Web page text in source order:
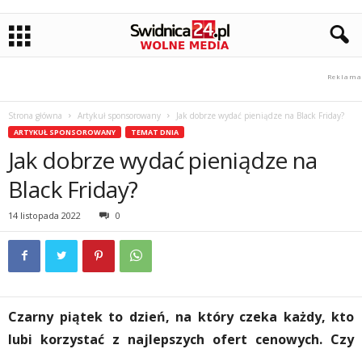
Strona główna Artykuł sponsorowany Jak dobrze wydać pieniądze na Black Friday?
ARTYKUŁ SPONSOROWANY TEMAT DNIA
Jak dobrze wydać pieniądze na
Black Friday?
14 listopada 2022 0
Czarny piątek to dzień, na który czeka każdy, kto
lubi korzystać z najlepszych ofert cenowych. Czy